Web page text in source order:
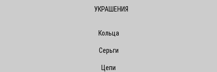
УКРАШЕНИЯ
Кольца
Серьги
Цепи